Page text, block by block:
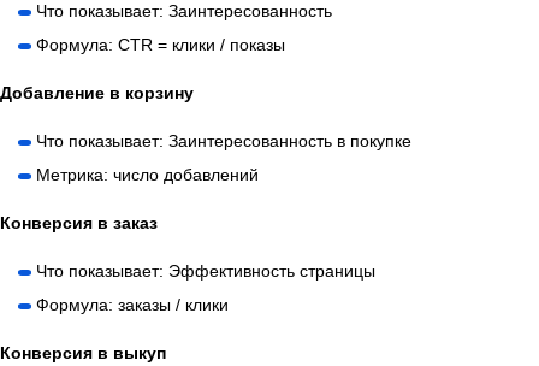
Что показывает: Заинтересованность
Формула: CTR = клики / показы
Добавление в корзину
Что показывает: Заинтересованность в покупке
Метрика: число добавлений
Конверсия в заказ
Что показывает: Эффективность страницы
Формула: заказы / клики
Конверсия в выкуп